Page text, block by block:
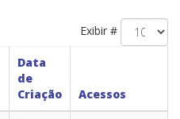
Exibir #
Data
de
Criação
Acessos